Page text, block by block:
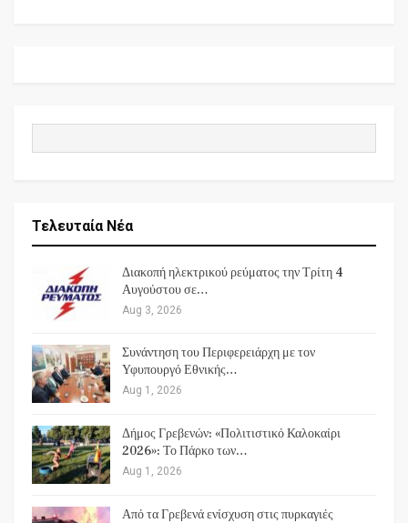
Τελευταία Νέα
Διακοπή ηλεκτρικού ρεύματος την Τρίτη 4
Αυγούστου σε…
Aug 3, 2026
Συνάντηση του Περιφερειάρχη με τον
Υφυπουργό Εθνικής…
Aug 1, 2026
Δήμος Γρεβενών: «Πολιτιστικό Καλοκαίρι
2026»: Το Πάρκο των…
Aug 1, 2026
Από τα Γρεβενά ενίσχυση στις πυρκαγιές